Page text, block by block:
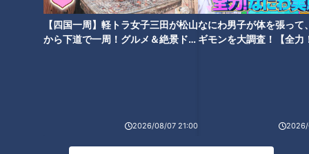
【四国一周】軽トラ女子三田が松山
から下道で一周！グルメ＆絶景ドラ
2026/08/07 21:00
なにわ男子が体を張って
ギモンを大調査！【全力
2026/
と奇道を巡る！